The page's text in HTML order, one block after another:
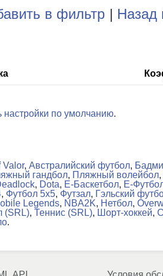
в фильтр | Назад
настройки по умолчанию.
Valor, Австралийский футбол,
гандбол, Пляжный волейбол,
, Dota, Е-Баскетбол, Е-
, Футбол 5x5, Футзал, Гэльский
Legends, NBA2K, Нетбол,
(SRL), Теннис (SRL), Шорт-хоккей,
.